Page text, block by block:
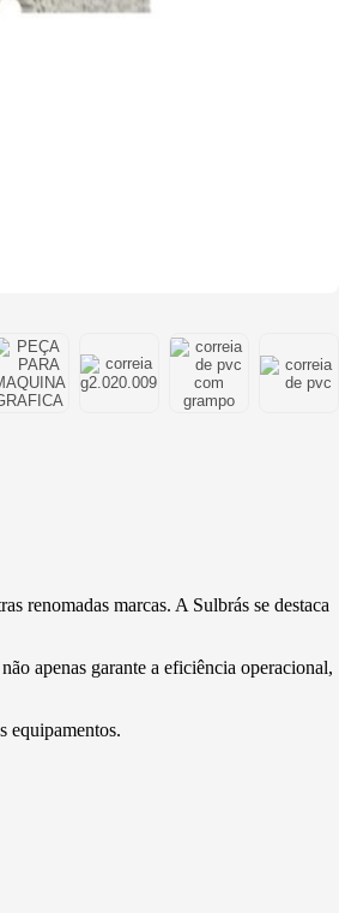
renomadas marcas. A Sulbrás se destaca
apenas garante a eficiência operacional,
equipamentos.